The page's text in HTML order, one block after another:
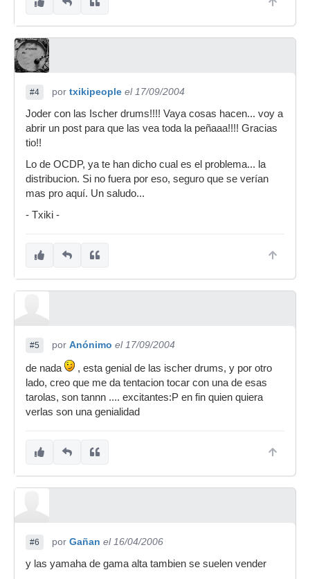
#4 por txikipeople el 17/09/2004
Joder con las Ischer drums!!!! Vaya cosas hacen... voy a
abrir un post para que las vea toda la peñaaa!!!! Gracias
tio!!
Lo de OCDP, ya te han dicho cual es el problema... la
distribucion. Si no fuera por eso, seguro que se verían
mas pro aquí. Un saludo...
- Txiki -
#5 por Anónimo el 17/09/2004
de nada
, esta genial de las ischer drums, y por otro
lado, creo que me da tentacion tocar con una de esas
tarolas, son tannn .... excitantes:P en fin quien quiera
verlas son una genialidad
#6 por Gañan el 16/04/2006
y las yamaha de gama alta tambien se suelen vender